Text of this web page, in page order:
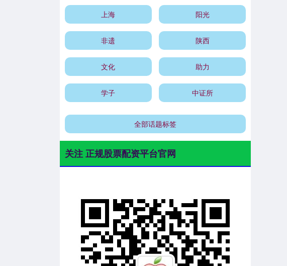
上海 阳光
非遗 陕西
文化 助力
学子 中证所
全部话题标签
关注 正规股票配资平台官网